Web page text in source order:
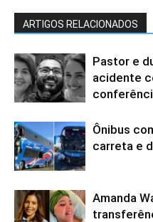
ARTIGOS RELACIONADOS
Pastor e
acidente
Ônibus
carreta e
Amanda